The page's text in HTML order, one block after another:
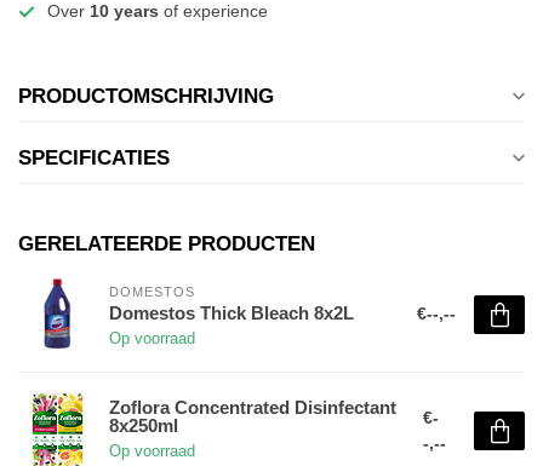
Over 10 years of experience
PRODUCTOMSCHRIJVING
SPECIFICATIES
GERELATEERDE PRODUCTEN
DOMESTOS
Domestos Thick Bleach 8x2L
Op voorraad
€--,--
Zoflora Concentrated Disinfectant
8x250ml
Op voorraad
€-
-,--